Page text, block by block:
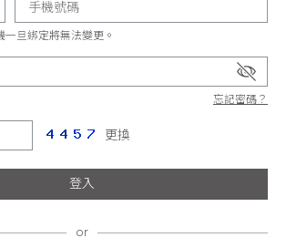
旦綁定將無法變更。
忘記密碼？
更換
登入